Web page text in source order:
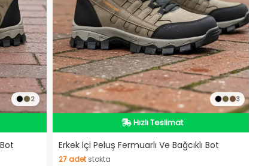
2 3
İndirimli Ürün
Hızlı Teslimat
İndirimli Ürün
Erkek İçi Peluş Fermuarlı Ve Bağcıklı Bot
27adetstokta